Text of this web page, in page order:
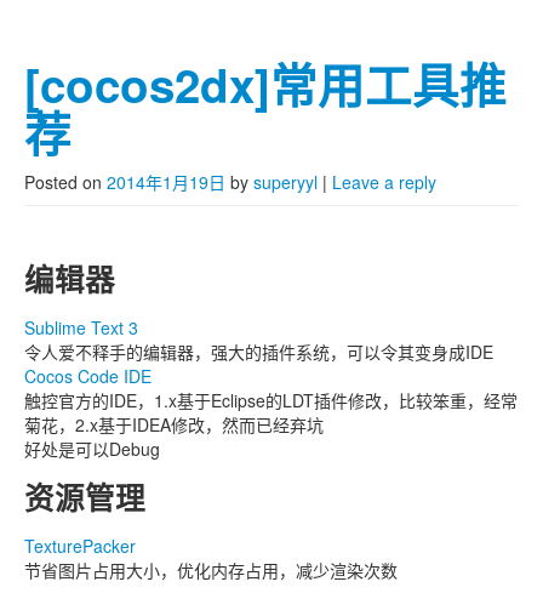
[cocos2dx]常用工具推
荐
Posted on 2014年1月19日 by superyyl | Leave a reply
编辑器
Sublime Text 3
令人爱不释手的编辑器，强大的插件系统，可以令其变身成IDE
Cocos Code IDE
触控官方的IDE，1.x基于Eclipse的LDT插件修改，比较笨重，经常
菊花，2.x基于IDEA修改，然而已经弃坑
好处是可以Debug
资源管理
TexturePacker
节省图片占用大小，优化内存占用，减少渲染次数